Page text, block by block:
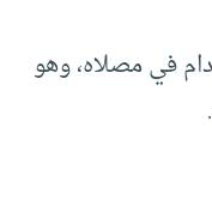
في مصلاه، وهو